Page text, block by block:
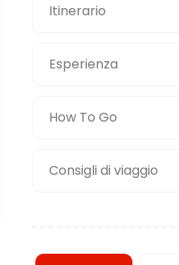
Itinerario
Esperienza
How To Go
Consigli di viaggio